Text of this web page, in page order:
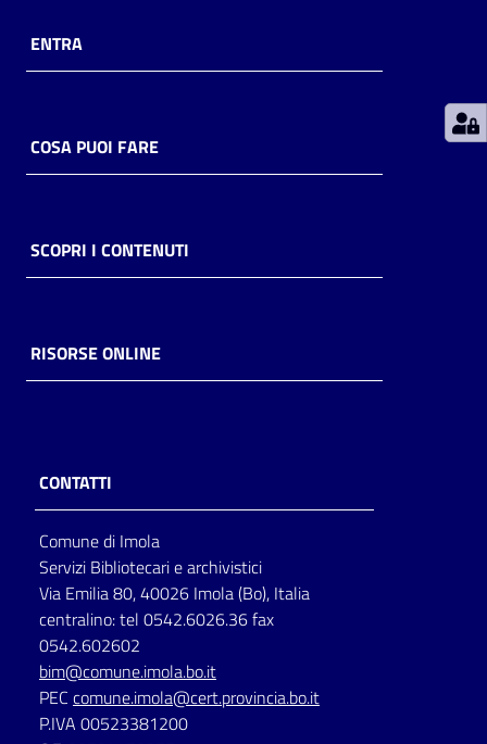
Eventi
Avvisi
Orari
ENTRA
COSA PUOI FARE
SCOPRI I CONTENUTI
RISORSE ONLINE
CONTATTI
Comune di Imola
Servizi Bibliotecari e archivistici
Via Emilia 80, 40026 Imola (Bo), Italia
centralino: tel 0542.6026.36 fax
0542.602602
bim@comune.imola.bo.it
PEC comune.imola@cert.provincia.bo.it
P.IVA 00523381200